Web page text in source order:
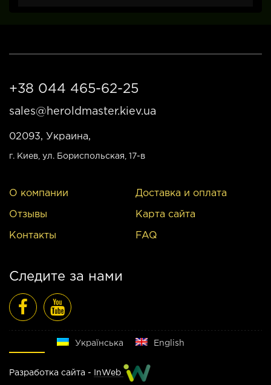
+38 044 465-62-25
sales@heroldmaster.kiev.ua
02093, Украина,
г. Киев , ул. Бориспольская, 17-в
О компании
Отзывы
Контакты
Доставка и оплата
Карта сайта
FAQ
Следите за нами
Українська English
Разработка сайта - InWeb